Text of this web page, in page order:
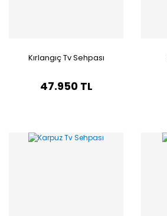
Kırlangıç Tv Sehpası
47.950 TL